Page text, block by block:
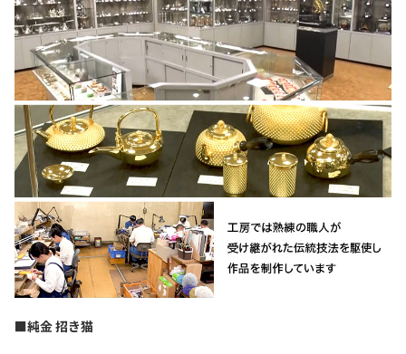
■純金 招き猫